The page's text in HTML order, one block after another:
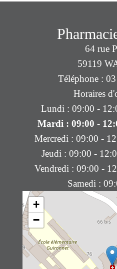
+
−
64 rue
59119
Téléphone :
Horaires
Lundi : 09:00 -
Mardi : 09:00 -
Mercredi : 09:00 -
Jeudi : 09:00 -
Vendredi : 09:00 -
Samedi :